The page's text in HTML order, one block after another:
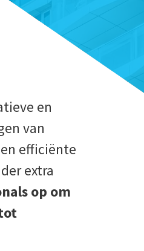
en
van
efficiënte
extra
op om